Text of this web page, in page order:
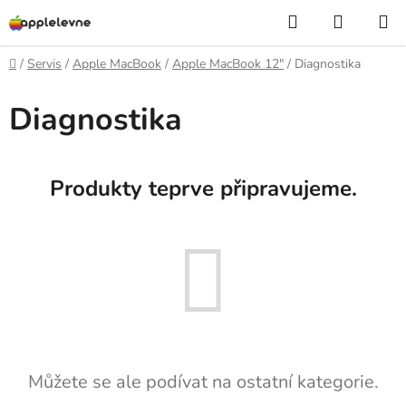
na
obsah
Hledat
KOŠÍK
Domů
/ Servis / Apple MacBook / Apple MacBook 12" / Diagnostika
Diagnostika
Produkty teprve připravujeme.
Můžete se ale podívat na ostatní kategorie.